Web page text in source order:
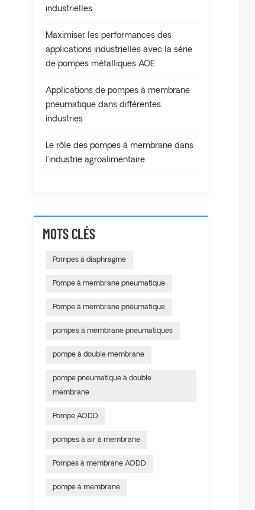
industrielles
Maximiser les performances des
applications industrielles avec la série
de pompes métalliques AOE
Applications de pompes à membrane
pneumatique dans différentes
industries
Le rôle des pompes à membrane dans
l'industrie agroalimentaire
MOTS CLÉS
Pompes à diaphragme
Pompe à membrane pneumatique
Pompe à membrane pneumatique
pompes à membrane pneumatiques
pompe à double membrane
pompe pneumatique à double
membrane
Pompe AODD
pompes à air à membrane
Pompes à membrane AODD
pompe à membrane